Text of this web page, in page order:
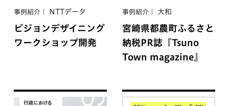
事例紹介 NTTデータ
ビジョンデザイニング
ワークショップ開発
事例紹介 大和
宮崎県都農町ふるさと
納税PR誌『Tsuno
Town magazine』